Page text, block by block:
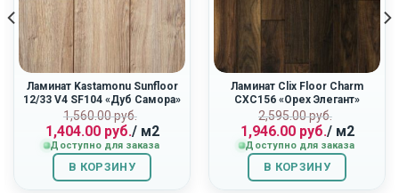
Ламинат Kastamonu Sunfloor
12/33 V4 SF104 «Дуб Самора»
1,560.00руб.
Первоначальная
цена
составляла
1,560.00
руб..
1,404.00руб.
Текущая
цена:
1,404.00
руб..
/ м2
Доступно для заказа
В КОРЗИНУ
Ламинат Clix Floor Charm
CXC156 «Орех Элегант»
2,595.00руб.
цена
составляла
2,595.00
руб..
1,946.00руб.
Текущая
цена:
1,946.00
руб..
/ м2
Доступно для заказа
В КОРЗИНУ